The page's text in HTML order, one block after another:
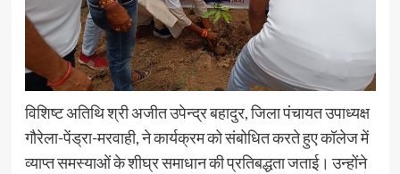
विशिष्ट अतिथि श्री अजीत उपेन्द्र बहादुर, जिला पंचायत उपाध्यक्ष
गौरेला-पेंड्रा-मरवाही, ने कार्यक्रम को संबोधित करते हुए कॉलेज में
व्याप्त समस्याओं के शीघ्र समाधान की प्रतिबद्धता जताई। उन्होंने